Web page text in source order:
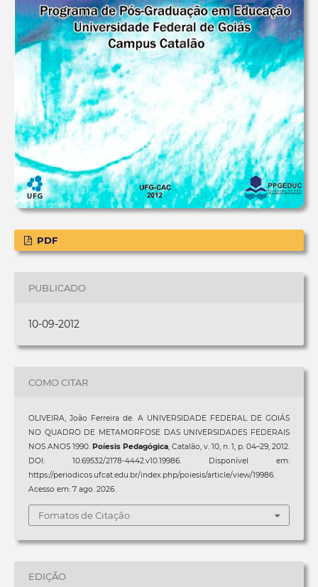
PDF
PUBLICADO
10-09-2012
COMO CITAR
OLIVEIRA, João Ferreira de. A UNIVERSIDADE FEDERAL DE GOIÁS
NO QUADRO DE METAMORFOSE DAS UNIVERSIDADES FEDERAIS
NOS ANOS 1990. Poíesis Pedagógica, Catalão, v. 10, n. 1, p. 04–29, 2012.
DOI: 10.69532/2178-4442.v10.19986. Disponível em:
https://periodicos.ufcat.edu.br/index.php/poiesis/article/view/19986.
Acesso em: 7 ago. 2026.
Fomatos de Citação
EDIÇÃO